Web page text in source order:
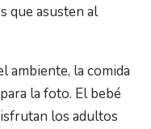
que asusten al
ambiente, la comida
la foto. El bebé
los adultos